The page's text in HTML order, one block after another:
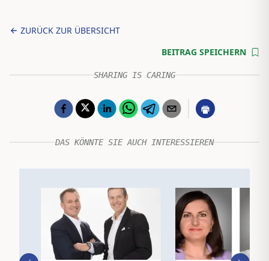
ZURÜCK ZUR ÜBERSICHT
BEITRAG SPEICHERN
SHARING IS CARING
DAS KÖNNTE SIE AUCH INTERESSIEREN